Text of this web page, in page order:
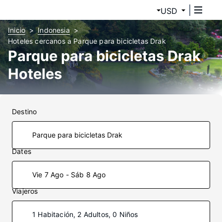
USD
Inicio
Indonesia
Hoteles cercanos a Parque para bicicletas Drak
Parque para bicicletas Drak
Hoteles
Destino
Dates
Vie 7 Ago - Sáb 8 Ago
Viajeros
1 Habitación, 2 Adultos, 0 Niños